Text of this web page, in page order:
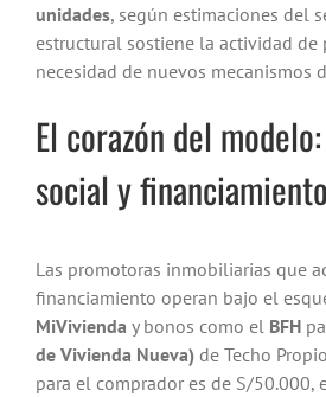
unidades, según estimaciones del
estructural sostiene la actividad de
necesidad de nuevos mecanismos
El corazón del
social y
Las promotoras inmobiliarias que
financiamiento operan bajo el
MiVivienda y bonos como el BFH
de Vivienda Nueva) de Techo
para el comprador es de S/50.000,